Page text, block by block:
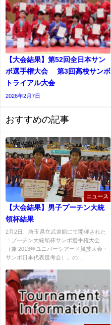
【大会結果】第52回全日本サン
ボ選手権大会 第3回高校サンボ
トライアル大会
2026年2月7日
おすすめの記事
ニュース
【大会結果】男子プーチン大統
領杯結果
2月2日、埼玉県立武道館にて開催された
「プーチン大統領杯サンボ選手権大会
（兼 2013年ユニバーシアード競技大会・
サンボ日本代表選考会）」の...